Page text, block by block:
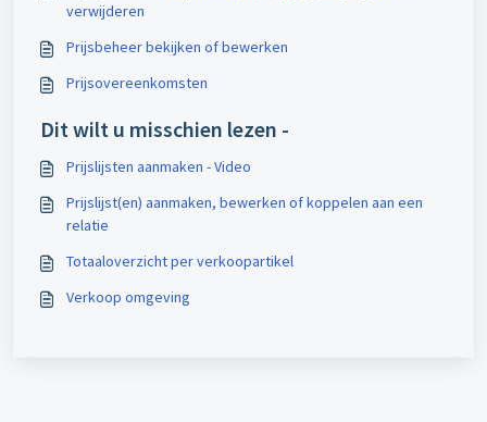
verwijderen
Prijsbeheer bekijken of bewerken
Prijsovereenkomsten
Dit wilt u misschien lezen -
Prijslijsten aanmaken - Video
Prijslijst(en) aanmaken, bewerken of koppelen aan een
relatie
Totaaloverzicht per verkoopartikel
Verkoop omgeving